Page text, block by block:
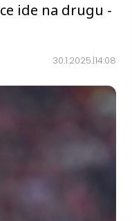
30.1.2025. 14:08
ide na drugu -